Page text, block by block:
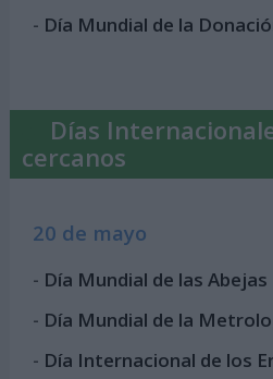
- Día Mundial de la
Días
cercanos
20 de mayo
- Día Mundial de las Abejas
- Día Mundial de la
- Día Internacional de los